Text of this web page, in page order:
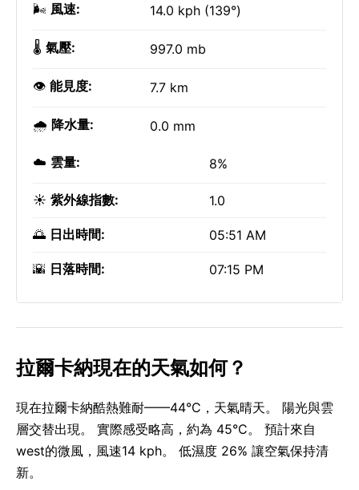
🌬️ 風速: 14.0 kph (139°)
🌡️ 氣壓: 997.0 mb
👁️ 能見度: 7.7 km
🌧️ 降水量: 0.0 mm
☁️ 雲量: 8%
☀️ 紫外線指數: 1.0
🌅 日出時間: 05:51 AM
🌇 日落時間: 07:15 PM
拉爾卡納現在的天氣如何？
現在拉爾卡納酷熱難耐——44°C，天氣晴天。 陽光與雲
層交替出現。 實際感受略高，約為 45°C。 預計來自
west的微風，風速14 kph。 低濕度 26% 讓空氣保持清
新。